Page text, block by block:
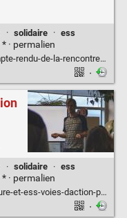
· solidaire · ess
· permalien
economie-sociale-et-solidaire-la-3eme-voie
·
· solidaire · ess
· permalien
leconomie-culturelle-sociale-et-solidaire
·